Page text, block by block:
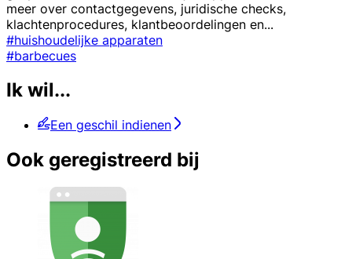
meer over contactgegevens, juridische checks,
klachtenprocedures, klantbeoordelingen en...
#huishoudelijke apparaten
#barbecues
Ik wil...
Een geschil indienen
Ook geregistreerd bij